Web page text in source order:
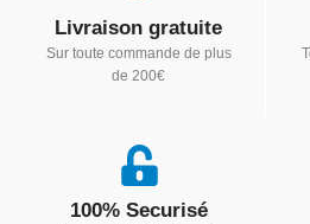
Livraison gratuite
Sur toute commande de plus
de 200€
100% Securisé